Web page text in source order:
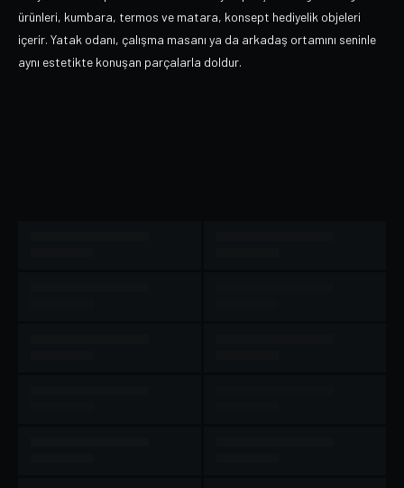
ürünleri, kumbara, termos ve matara, konsept hediyelik objeleri
içerir. Yatak odanı, çalışma masanı ya da arkadaş ortamını seninle
aynı estetikte konuşan parçalarla doldur.